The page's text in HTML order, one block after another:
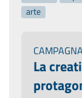
arte
La